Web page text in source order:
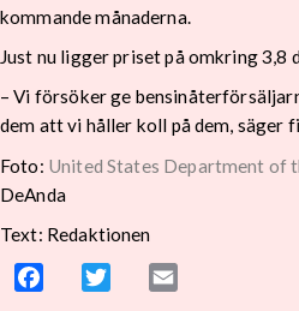
kommande månaderna.
Just nu ligger priset på omkring 3,8
– Vi försöker ge
dem att vi håller koll på dem, säger
Foto: United States Department of
DeAnda
Text: Redaktionen
Facebook Twitter